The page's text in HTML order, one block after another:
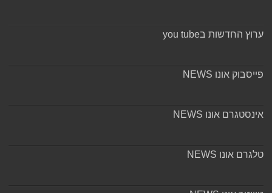
ערוץ החדשות בyou tube
פייסבוק אונו NEWS
אינסטגרם אונו NEWS
טלגרם אונו NEWS